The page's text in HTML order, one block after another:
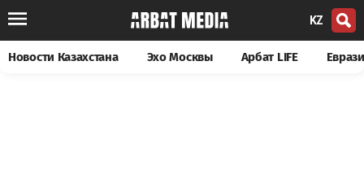
KZ
Новости Казахстана Эхо Москвы Арбат LIFE